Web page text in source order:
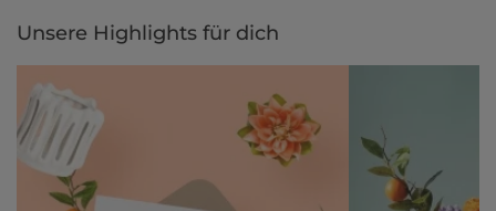
Unsere Highlights für dich